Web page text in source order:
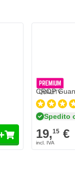
CROP
Spedito
19,15 €